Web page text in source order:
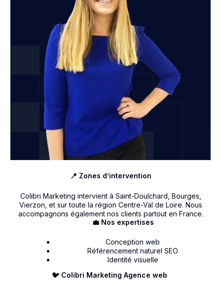
🐦 Colibri Marketing Agence web
💼 Nos expertises
Conception web
Référencement naturel SEO
Identité visuelle
📍 Zones d’intervention
Colibri Marketing intervient à Saint-Doulchard, Bourges,
Vierzon, et sur toute la région Centre-Val de Loire. Nous
accompagnons également nos clients partout en France.